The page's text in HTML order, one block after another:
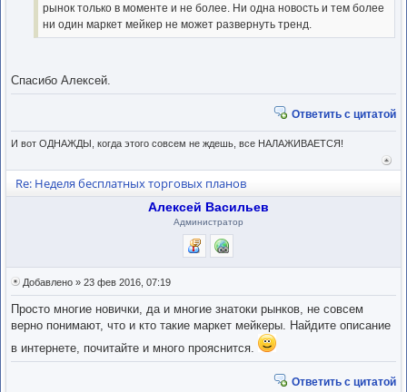
рынок только в моменте и не более. Ни одна новость и тем более
ни один маркет мейкер не может развернуть тренд.
Спасибо Алексей.
Ответить с цитатой
И вот ОДНАЖДЫ, когда этого совсем не ждешь, все НАЛАЖИВАЕТСЯ!
к
Re: Неделя бесплатных торговых планов
Алексей Васильев
Администратор
Добавлено » 23 фев 2016, 07:19
Просто многие новички, да и многие знатоки рынков, не совсем
верно понимают, что и кто такие маркет мейкеры. Найдите описание
в интернете, почитайте и много прояснится.
Ответить с цитатой